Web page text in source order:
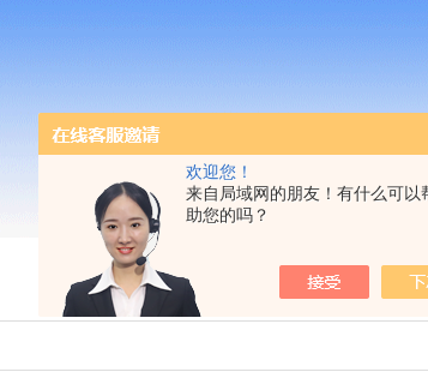
欢迎您！
来自局域网的朋友！有什么可以
助您的吗？